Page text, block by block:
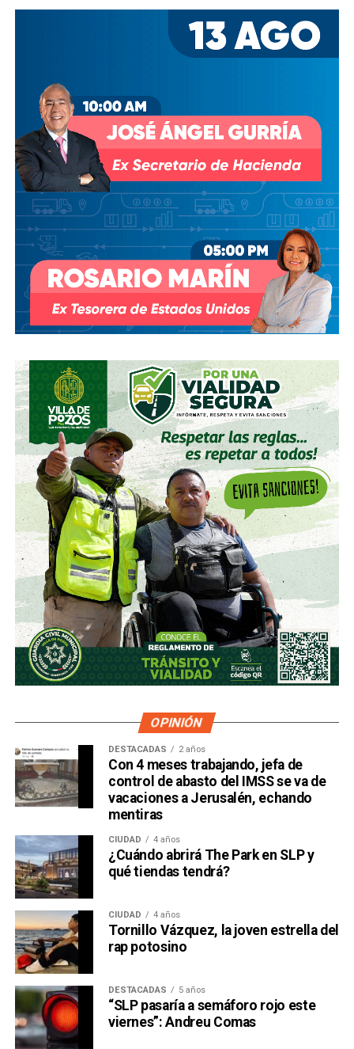
al menos tres intentos de rescindir o
modificar el contrato se han hecho sin haber
Agua abrió un expediente que no avanzó pese a 350 mil
afectados y una queja de oficio de la Comisión Estatal de
Derechos Humanos; en abril de 2023, el entonces
presidenteAndrés Manuel López Obradorrespondió a
una petición del gobernador Ricardo Gallardo Cardona con
un “a lo mejor se lo cambiamos” que no derivó en ningún
trámite documentado; y desde 2025, la Comisión Nacional
del Agua asegura estar “evaluando” el retiro de la
concesión, hasta el momento, sin resolución.
También lee:Diputada pide poner un alto a la empresa de
El Realito
OPINIÓN
DESTACADAS 2 años
Con 4 meses trabajando, jefa de
control de abasto del IMSS se va de
vacaciones a Jerusalén, echando
mentiras
CIUDAD 4 años
¿Cuándo abrirá The Park en SLP y
qué tiendas tendrá?
CIUDAD 4 años
Tornillo Vázquez, la joven estrella del
rap potosino
DESTACADAS 5 años
“SLP pasaría a semáforo rojo este
viernes”: Andreu Comas